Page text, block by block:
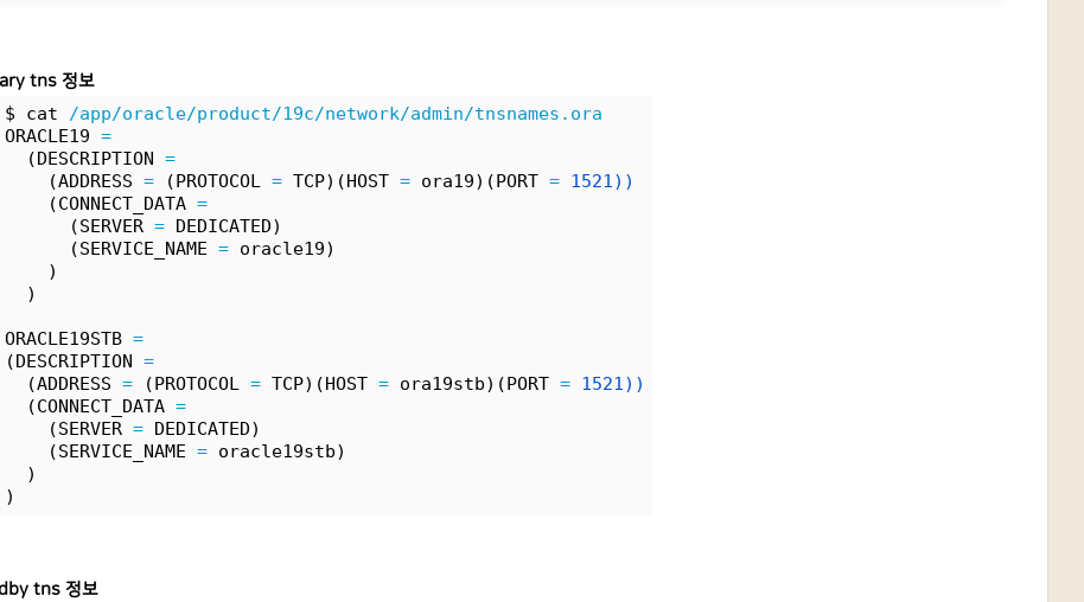
tns 정보
$ cat /app/oracle/product/19c/network/admin/tnsnames.ora
ORACLE19 =
(DESCRIPTION =
(ADDRESS = (PROTOCOL = TCP)(HOST = ora19)(PORT = 1521))
(CONNECT_DATA =
(SERVER = DEDICATED)
(SERVICE_NAME = oracle19)
)
)
ORACLE19STB =
(DESCRIPTION =
(ADDRESS = (PROTOCOL = TCP)(HOST = ora19stb)(PORT = 1521))
(CONNECT_DATA =
(SERVER = DEDICATED)
(SERVICE_NAME = oracle19stb)
)
)
tns 정보